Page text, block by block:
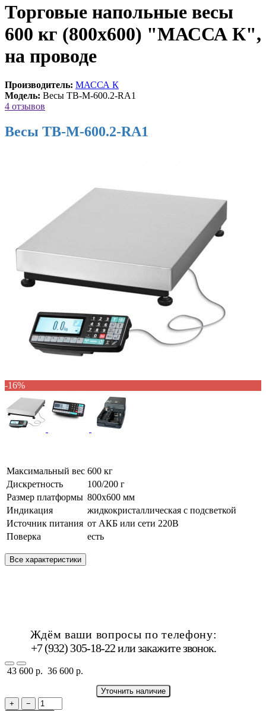
Торговые напольные весы
600 кг (800х600) "МАССА К",
на проводе
Производитель: МАССА К
Модель: Весы ТВ-М-600.2-RA1
4 отзывов
Весы ТВ-М-600.2-RA1
-16%
Максимальный вес 600 кг
Дискретность
100/200 г
Размер платформы 800х600 мм
Индикация
жидкокристаллическая с подсветкой
Источник питания от АКБ или сети 220В
Поверка
есть
Все характеристики
Ждём ваши вопросы по телефону:
+7 (932) 305-18-22 илизакажите звонок.
43 600 р. 36 600 р.
Уточнить наличие
+
−